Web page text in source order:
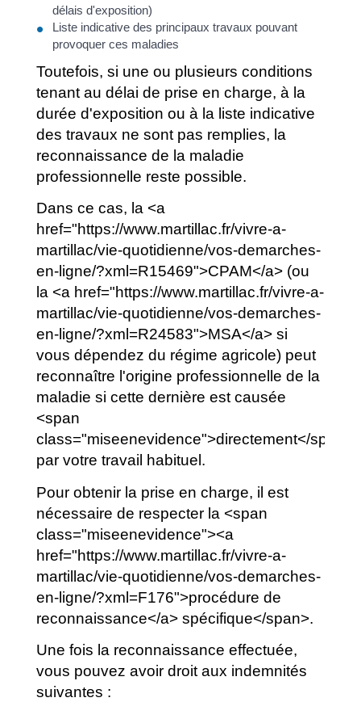
délais d'exposition)
Liste indicative des principaux travaux pouvant
provoquer ces maladies
Toutefois, si une ou plusieurs conditions
tenant au délai de prise en charge, à la
durée d'exposition ou à la liste indicative
des travaux ne sont pas remplies, la
reconnaissance de la maladie
professionnelle reste possible.
Dans ce cas, la <a
href="https://www.martillac.fr/vivre-a-
martillac/vie-quotidienne/vos-demarches-
en-ligne/?xml=R15469">CPAM</a> (ou
la <a href="https://www.martillac.fr/vivre-a-
martillac/vie-quotidienne/vos-demarches-
en-ligne/?xml=R24583">MSA</a> si
vous dépendez du régime agricole) peut
reconnaître l'origine professionnelle de la
maladie si cette dernière est causée
<span
class="miseenevidence">directement</span>
par votre travail habituel.
Pour obtenir la prise en charge, il est
nécessaire de respecter la <span
class="miseenevidence"><a
href="https://www.martillac.fr/vivre-a-
martillac/vie-quotidienne/vos-demarches-
en-ligne/?xml=F176">procédure de
reconnaissance</a> spécifique</span>.
Une fois la reconnaissance effectuée,
vous pouvez avoir droit aux indemnités
suivantes :